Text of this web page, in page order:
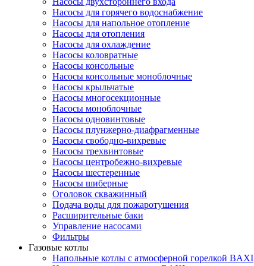
Насосы для горячего водоснабжение
Насосы для напольное отопление
Насосы для отопления
Насосы для охлаждение
Насосы коловратные
Насосы консольные
Насосы консольные моноблочные
Насосы крыльчатые
Насосы многосекционные
Насосы моноблочные
Насосы одновинтовые
Насосы плунжерно-диафрагменные
Насосы свободно-вихревые
Насосы трехвинтовые
Насосы центробежно-вихревые
Насосы шестеренные
Насосы шиберные
Оголовок скважинный
Подача воды для пожаротушения
Расширительные баки
Управление насосами
Фильтры
Газовые котлы
Напольные котлы с атмосферной горелкой BAXI